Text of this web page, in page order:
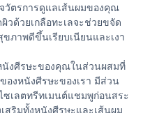
วัตรการดูแลเส้นผมของคุณ
ด้วยเกลือทะเลจะช่วยขจัด
ภาพดีขึ้นเรียบเนียนและเงา
นังศีรษะของคุณในส่วนผสมที่
งหนังศีรษะของเรา มีส่วน
เลตทรีทเมนต์แชมพูก่อนสระ
สริมทั้งหนังศีรษะและเส้นผม